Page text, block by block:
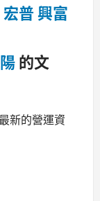
宏普興富
的文
最新的營運資